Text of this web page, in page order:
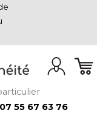
55 67 63 76